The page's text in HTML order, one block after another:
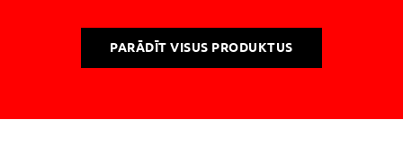
PARĀDĪT VISUS PRODUKTUS